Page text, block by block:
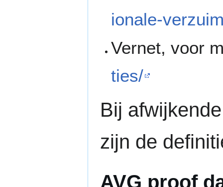
ionale-
Vernet, voor
ties/
Bij
zijn de
AVG proof